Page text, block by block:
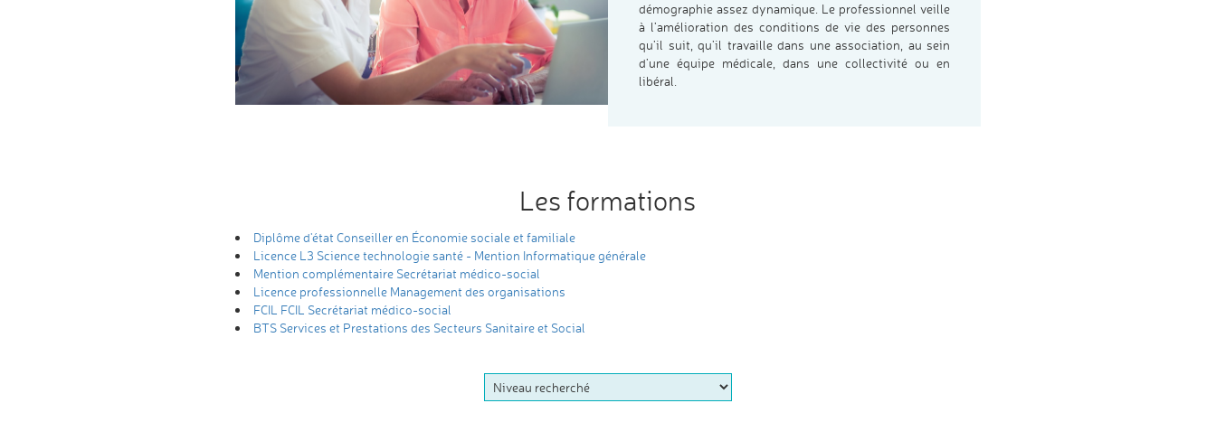
démographie assez dynamique. Le professionnel veille
à l’amélioration des conditions de vie des personnes
qu’il suit, qu’il travaille dans une association, au sein
d’une équipe médicale, dans une collectivité ou en
libéral.
Les formations
Diplôme d'état Conseiller en Économie sociale et familiale
Licence L3 Science technologie santé - Mention Informatique générale
Mention complémentaire Secrétariat médico-social
Licence professionnelle Management des organisations
FCIL FCIL Secrétariat médico-social
BTS Services et Prestations des Secteurs Sanitaire et Social